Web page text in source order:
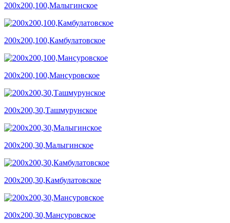
200х200,100,Малыгинское
200х200,100,Камбулатовское
200х200,100,Мансуровское
200х200,30,Ташмурунское
200х200,30,Малыгинское
200х200,30,Камбулатовское
200х200,30,Мансуровское